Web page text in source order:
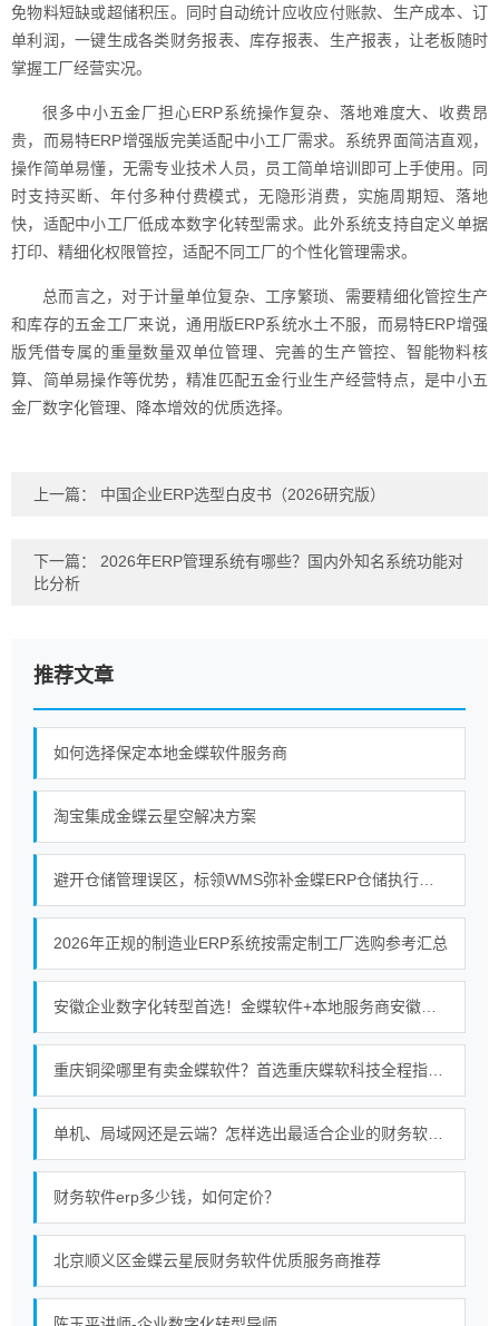
免物料短缺或超储积压。同时自动统计应收应付账款、生产成本、订
单利润，一键生成各类财务报表、库存报表、生产报表，让老板随时
掌握工厂经营实况。
很多中小五金厂担心ERP系统操作复杂、落地难度大、收费昂
贵，而易特ERP增强版完美适配中小工厂需求。系统界面简洁直观，
操作简单易懂，无需专业技术人员，员工简单培训即可上手使用。同
时支持买断、年付多种付费模式，无隐形消费，实施周期短、落地
快，适配中小工厂低成本数字化转型需求。此外系统支持自定义单据
打印、精细化权限管控，适配不同工厂的个性化管理需求。
总而言之，对于计量单位复杂、工序繁琐、需要精细化管控生产
和库存的五金工厂来说，通用版ERP系统水土不服，而易特ERP增强
版凭借专属的重量数量双单位管理、完善的生产管控、智能物料核
算、简单易操作等优势，精准匹配五金行业生产经营特点，是中小五
金厂数字化管理、降本增效的优质选择。
上一篇： 中国企业ERP选型白皮书（2026研究版）
下一篇： 2026年ERP管理系统有哪些？国内外知名系统功能对
比分析
推荐文章
如何选择保定本地金蝶软件服务商
淘宝集成金蝶云星空解决方案
2026年正规的制造业ERP系统按需定制工厂选购参考汇总
财务软件erp多少钱，如何定价？
北京顺义区金蝶云星辰财务软件优质服务商推荐